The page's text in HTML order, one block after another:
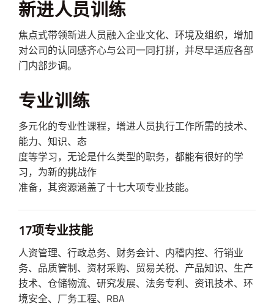
新进人员训练
焦点式带领新进人员融入企业文化、环境及组织，增加
对公司的认同感齐心与公司一同打拼，并尽早适应各部
门内部步调。
专业训练
多元化的专业性课程，增进人员执行工作所需的技术、
能力、知识、态
度等学习，无论是什么类型的职务，都能有很好的学
习，为新的挑战作
准备，其资源涵盖了十七大项专业技能。
17项专业技能
人资管理、行政总务、财务会计、内稽内控、行销业
务、品质管制、资材采购、贸易关税、产品知识、生产
技术、仓储物流、研究发展、法务专利、资讯技术、环
境安全、厂务工程、RBA